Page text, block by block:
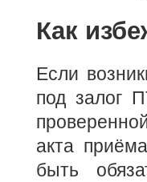
Как
Если
под залог
акта
быть